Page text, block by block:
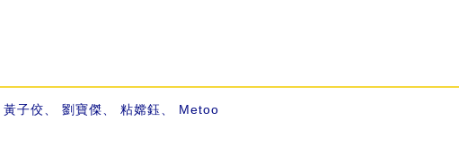
黃子佼 劉寶傑 粘嫦鈺 Metoo